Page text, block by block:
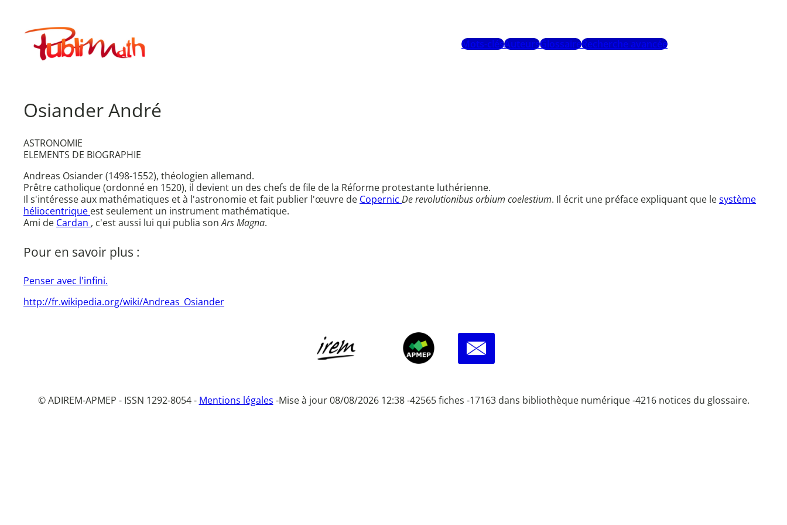
contenuPublimath
Mots-clésAuteursGlossaireRecherche avancée
Osiander André
ASTRONOMIE
ELEMENTS DE BIOGRAPHIE
Andreas Osiander (1498-1552), théologien allemand.
Prêtre catholique (ordonné en 1520), il devient un des chefs de file de la Réforme protestante luthérienne.
Il s'intéresse aux mathématiques et à l'astronomie et fait publier l'œuvre de Copernic De revolutionibus orbium coelestium. Il écrit une préface expliquant que lesystème
héliocentrique est seulement un instrument mathématique.
Ami de Cardan , c'est aussi lui qui publia sonArs Magna.
Pour en savoir plus :
Penser avec l'infini.
http://fr.wikipedia.org/wiki/Andreas_Osiander
© ADIREM-APMEP - ISSN 1292-8054 - Mentions légales -Mise à jour 08/08/2026 12:38 -42565 fiches -17163 dans bibliothèque numérique -4216 notices du glossaire.